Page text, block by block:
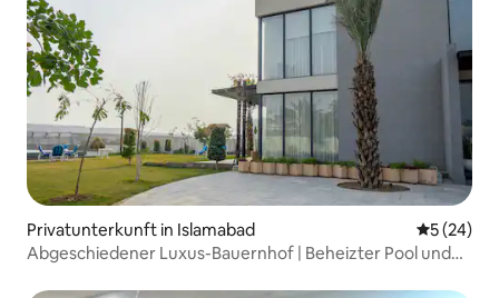
Privatunterkunft in Islamabad
5 (24)
Abgeschiedener Luxus-Bauernhof | Beheizter Pool und